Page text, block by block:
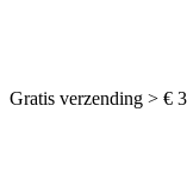
Gratis verzending > €